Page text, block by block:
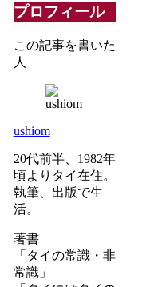
プロフィール
この記事を書いた
人
ushiom
20代前半、1982年
頃よりタイ在住。
執筆、出版で生
活。
著書
「タイの常識・非
常識」